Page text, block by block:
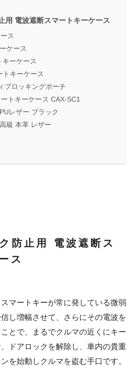
用 電波遮断スマートキーケース
ス
ケース
ーケース
トキーケース
ブロッキングポーチ
トキーケース CAX-SC1
レザー ブラック
級 本革 レザー
防止用 電波遮断ス
ス
スマートキーが常に発している微弱
し増幅させて、さらにその電波を
とで、まるでクルマの近くにキー
ドアロックを解除し、車内の貴重
を始動しクルマを盗む手口です。